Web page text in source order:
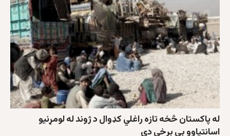
له پاکستان څخه تازه راغلي کډوال د ژوند له لومړنیو
اسانتیاوو بې برخې دي